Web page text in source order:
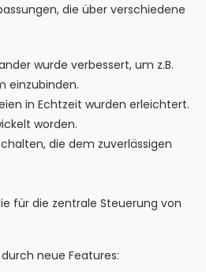
die über verschiedene
wurde verbessert, um z.B.
einzubinden.
in Echtzeit wurden erleichtert.
worden.
die dem zuverlässigen
für die zentrale Steuerung von
neue Features: